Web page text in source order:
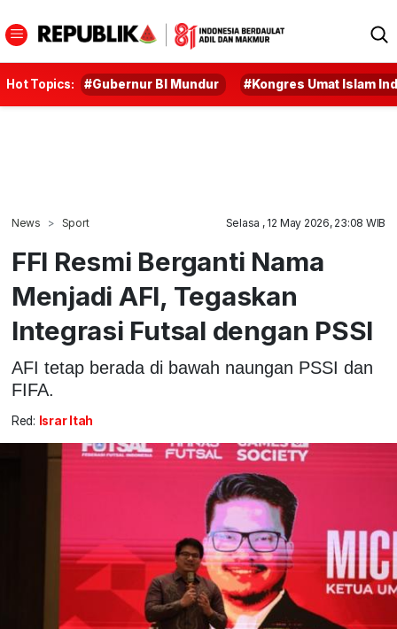
Hot Topics: #Gubernur BI Mundur #Kongres Umat Islam
News Sport Selasa , 12 May 2026, 23:08 WIB
FFI Resmi Berganti Nama
Menjadi AFI, Tegaskan
Integrasi Futsal dengan PSSI
AFI tetap berada di bawah naungan PSSI dan
FIFA.
Red: Israr Itah